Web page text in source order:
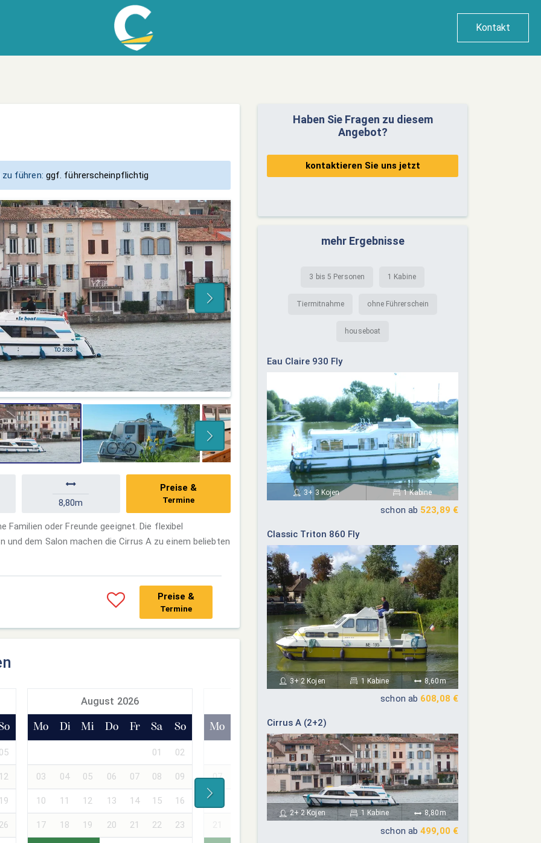
Kontakt
führen: ggf. führerscheinpflichtig
8,80m
Preise &
Termine
Familien oder Freunde geeignet. Die flexibel
dem Salon machen die Cirrus A zu einem beliebten
Preise &
Termine
05
12
19
26
August 2026
Mo Di Mi Do Fr Sa So
01 02
03 04 05 06 07 08 09
10 11 12 13 14 15 16
17 18 19 20 21 22 23
Mo Mi Do Fr
02 03 04 05 06
07 09 10 11 12 13
16 17 18 19 20
Oktober 2026
05 06 07
12 13 14
19 20 21
Haben Sie Fragen zu diesem
Angebot?
kontaktieren Sie uns jetzt
mehr Ergebnisse
3 bis 5 Personen 1 Kabine
Tiermitnahme ohne Führerschein
houseboat
Eau Claire 930 Fly
3+ 3 Kojen 1 Kabine
schon ab 523,89 €
Classic Triton 860 Fly
3+ 2 Kojen 1 Kabine 8,60m
schon ab 608,08 €
Cirrus A (2+2)
2+ 2 Kojen 1 Kabine 8,80m
schon ab 499,00 €